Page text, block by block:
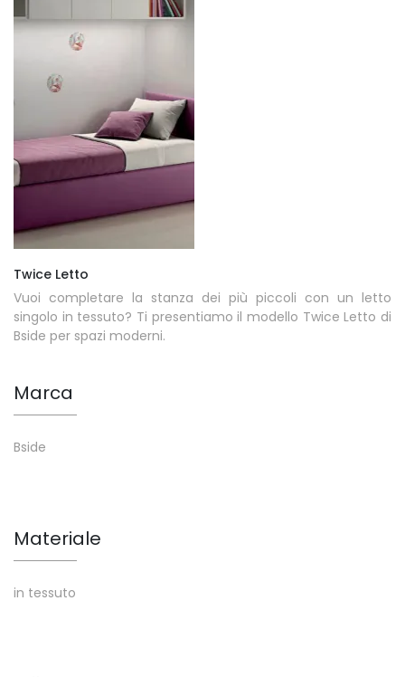
Twice Letto
Vuoi completare la stanza dei più piccoli con un letto
singolo in tessuto? Ti presentiamo il modello Twice Letto di
Bside per spazi moderni.
Marca
Bside
Materiale
in tessuto